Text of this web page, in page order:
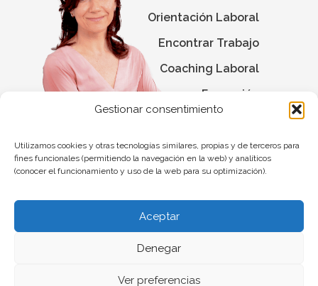
Gestionar consentimiento
Utilizamos cookies y otras tecnologías similares, propias y de terceros para
fines funcionales (permitiendo la navegación en la web) y analíticos
(conocer el funcionamiento y uso de la web para su optimización).
Aceptar
Denegar
Ver preferencias
Orientación Laboral
Encontrar Trabajo
Coaching Laboral
Formación
Contacto